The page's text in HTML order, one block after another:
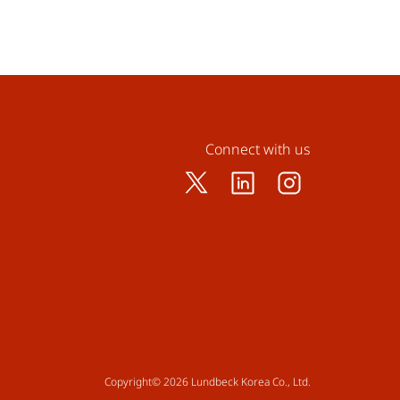
Connect with us
Copyright© 2026 Lundbeck Korea Co., Ltd.